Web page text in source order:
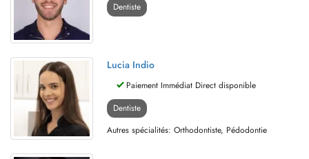
Dentiste
Lucia Indio
Paiement Immédiat Direct disponible
Dentiste
Autres spécialités: Orthodontiste, Pédodontie